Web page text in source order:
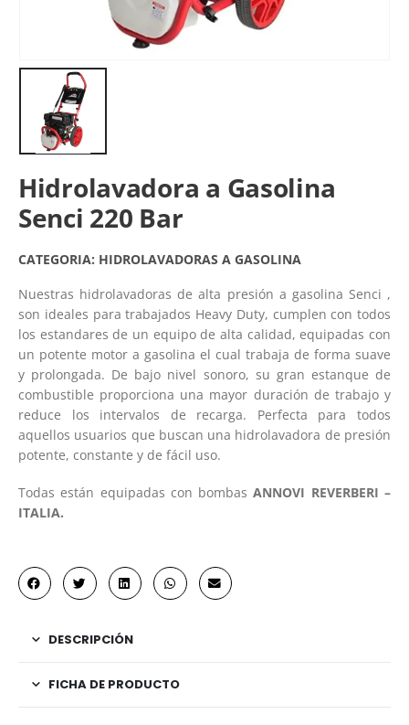
Hidrolavadora a Gasolina
Senci 220 Bar
CATEGORIA: HIDROLAVADORAS A GASOLINA
Nuestras hidrolavadoras de alta presión a gasolina Senci ,
son ideales para trabajados Heavy Duty, cumplen con todos
los estandares de un equipo de alta calidad, equipadas con
un potente motor a gasolina el cual trabaja de forma suave
y prolongada. De bajo nivel sonoro, su gran estanque de
combustible proporciona una mayor duración de trabajo y
reduce los intervalos de recarga. Perfecta para todos
aquellos usuarios que buscan una hidrolavadora de presión
potente, constante y de fácil uso.
Todas están equipadas con bombasANNOVI REVERBERI –
ITALIA.
DESCRIPCIÓN
FICHA DE PRODUCTO